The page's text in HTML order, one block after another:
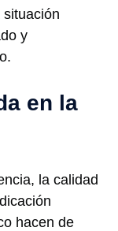
y
en la
la calidad
hacen de